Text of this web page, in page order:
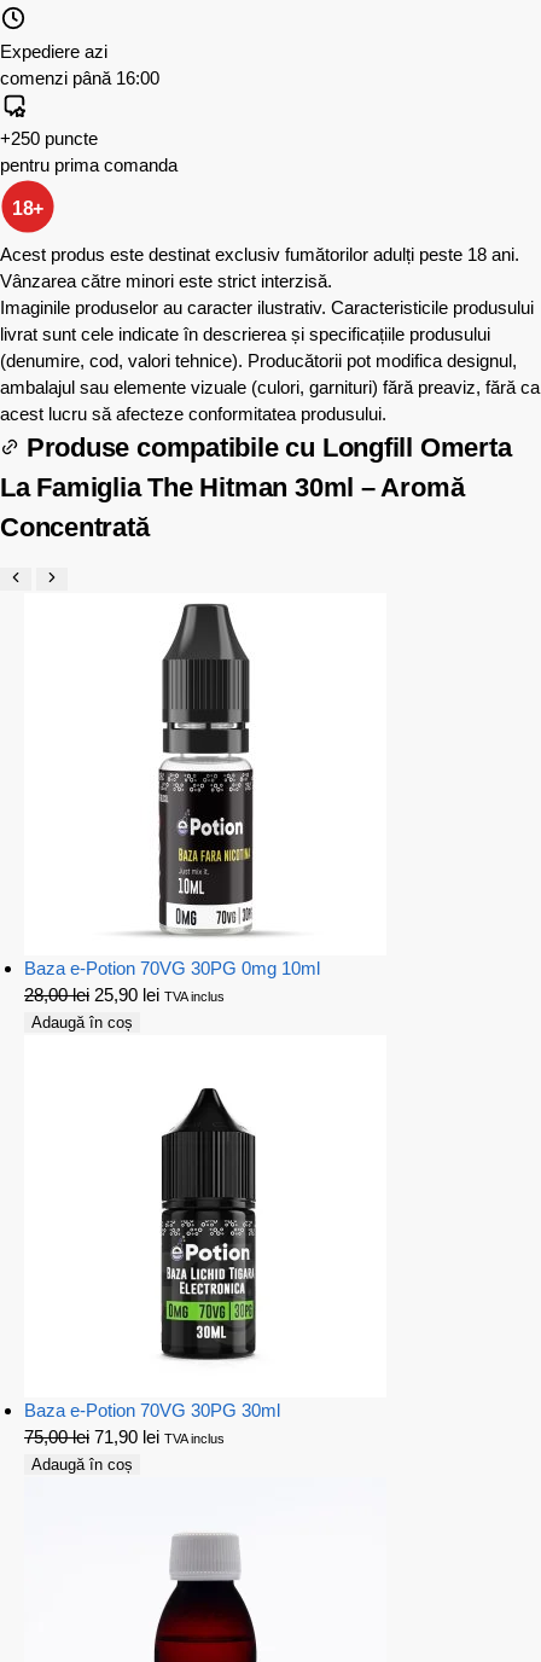
Expediere azi
comenzi până 16:00
+250 puncte
pentru prima comanda
18+
Acest produs este destinat exclusiv fumătorilor adulți peste 18 ani.
Vânzarea către minori este strict interzisă.
Imaginile produselor au caracter ilustrativ. Caracteristicile produsului
livrat sunt cele indicate în descrierea și specificațiile produsului
(denumire, cod, valori tehnice). Producătorii pot modifica designul,
ambalajul sau elemente vizuale (culori, garnituri) fără preaviz, fără ca
acest lucru să afecteze conformitatea produsului.
Produse compatibile cu Longfill Omerta
La Famiglia The Hitman 30ml – Aromă
Concentrată
Baza e-Potion 70VG 30PG 0mg 10ml
28,00lei 25,90 lei TVA inclus
Adaugă în coș
Baza e-Potion 70VG 30PG 30ml
75,00lei 71,90 lei TVA inclus
Adaugă în coș